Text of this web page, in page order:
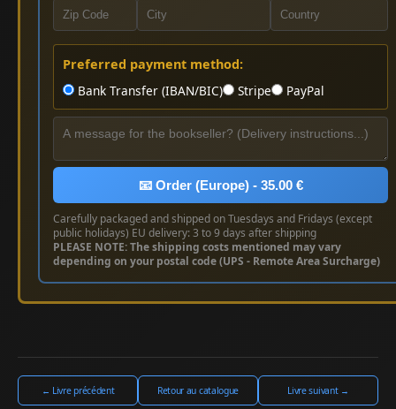
Preferred payment method:
Bank Transfer (IBAN/BIC)
Stripe PayPal
📧 Order (Europe) - 35.00 €
Carefully packaged and shipped on Tuesdays and Fridays (except
public holidays) EU delivery: 3 to 9 days after shipping
PLEASE NOTE: The shipping costs mentioned may vary
depending on your postal code (UPS - Remote Area Surcharge)
← Livre précédent Retour au catalogue Livre suivant →